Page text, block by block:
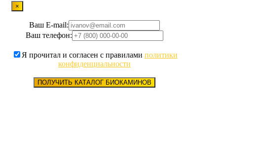
×
Ваш E-mail:
Ваш телефон:
Я прочитал и согласен с правилами политики
конфиденциальности
ПОЛУЧИТЬ КАТАЛОГ БИОКАМИНОВ